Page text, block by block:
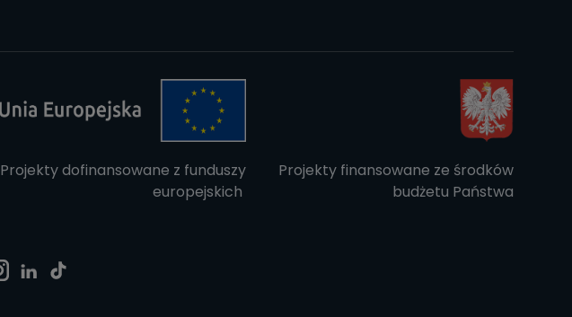
Projekty dofinansowane z funduszy
europejskich
Projekty finansowane ze środków
budżetu Państwa